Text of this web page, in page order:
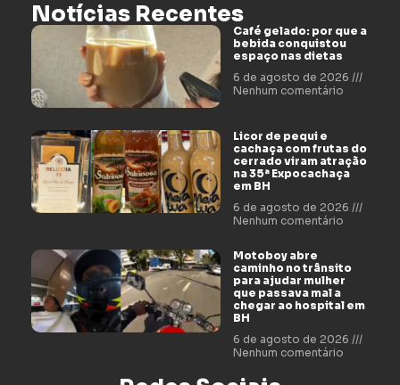
Notícias Recentes
Café gelado: por que a
bebida conquistou
espaço nas dietas
6 de agosto de 2026
Nenhum comentário
Licor de pequi e
cachaça com frutas do
cerrado viram atração
na 35ª Expocachaça
em BH
6 de agosto de 2026
Nenhum comentário
Motoboy abre
caminho no trânsito
para ajudar mulher
que passava mal a
chegar ao hospital em
BH
6 de agosto de 2026
Nenhum comentário